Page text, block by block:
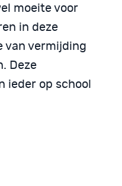
moeite voor
in deze
van vermijding
Deze
ieder op school